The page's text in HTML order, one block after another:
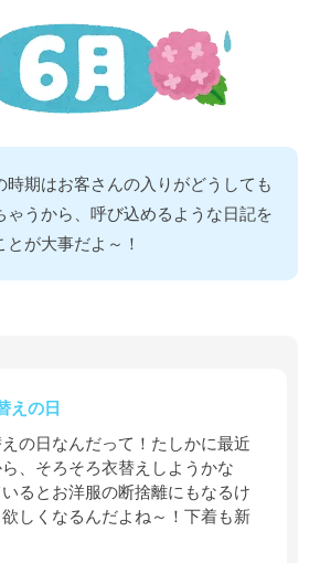
時期はお客さんの入りがどうしても
ゃうから、呼び込めるような日記を
とが大事だよ～！
えの日
の日なんだって！たしかに最近
、そろそろ衣替えしようかな
るとお洋服の断捨離にもなるけ
しくなるんだよね～！下着も新